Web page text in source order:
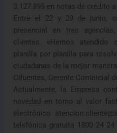
3.127.895 en notas de crédito
Entre el 22 y 29 de junio,
presencial en tres
clientes. «Hemos atendido
planilla por planilla para
ciudadanas de la mejor
Cifuentes, Gerente Comercial
Actualmente, la Empresa
novedad en torno al valor
electrónico
telefónica gratuita 1800 24